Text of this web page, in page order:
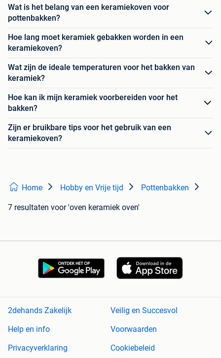
Wat is het belang van een keramiekoven voor
pottenbakken?
Hoe lang moet keramiek gebakken worden in een
keramiekoven?
Wat zijn de ideale temperaturen voor het bakken van
keramiek?
Hoe kan ik mijn keramiek voorbereiden voor het
bakken?
Zijn er bruikbare tips voor het gebruik van een
keramiekoven?
Home Hobby en Vrije tijd Pottenbakken
7 resultaten voor 'oven keramiek oven'
2dehands Zakelijk
Veilig en Succesvol
Help en info
Voorwaarden
Privacyverklaring
Cookiebeleid